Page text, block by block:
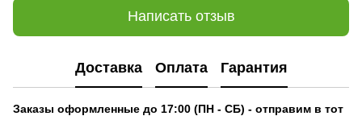
Написать отзыв
Доставка Оплата Гарантия
Заказы оформленные до 17:00 (ПН - СБ) - отправим в тот